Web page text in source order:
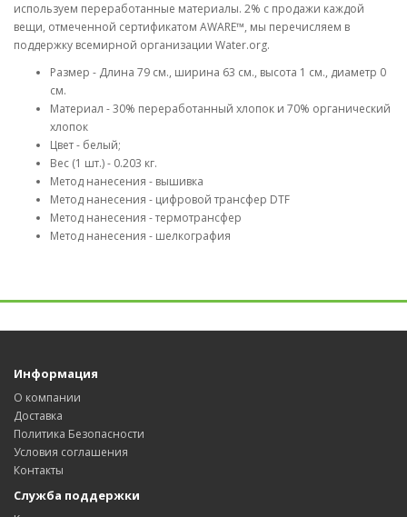
используем переработанные материалы. 2% с продажи каждой
вещи, отмеченной сертификатом AWARE™, мы перечисляем в
поддержку всемирной организации Water.org.
Размер - Длина 79 см., ширина 63 см., высота 1 см., диаметр 0
см.
Материал - 30% переработанный хлопок и 70% органический
хлопок
Цвет - белый;
Вес (1 шт.) - 0.203 кг.
Метод нанесения - вышивка
Метод нанесения - цифровой трансфер DTF
Метод нанесения - термотрансфер
Метод нанесения - шелкография
Информация
О компании
Доставка
Политика Безопасности
Условия соглашения
Контакты
Служба поддержки